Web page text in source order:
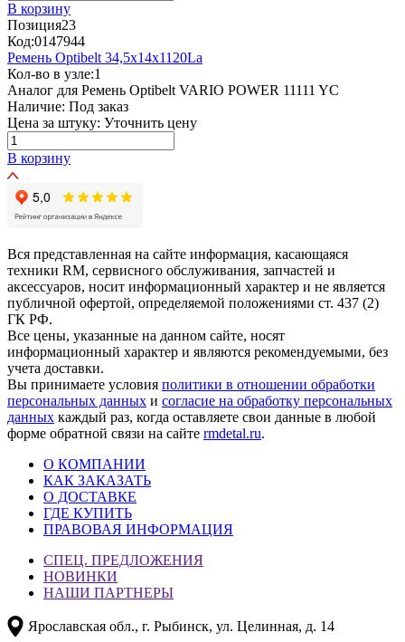
В корзину
Позиция23
Код:0147944
Ремень Optibelt 34,5х14х1120La
Кол-во в узле:1
Аналог для Ремень Optibelt VARIO POWER 11111 YC
Наличие: Под заказ
Цена за штуку: Уточнить цену
В корзину
Вся представленная на сайте информация, касающаяся
техники RM, сервисного обслуживания, запчастей и
аксессуаров, носит информационный характер и не является
публичной офертой, определяемой положениями ст. 437 (2)
ГК РФ.
Все цены, указанные на данном сайте, носят
информационный характер и являются рекомендуемыми, без
учета доставки.
Вы принимаете условия политики в отношении обработки
персональных данных и согласие на обработку персональных
данных каждый раз, когда оставляете свои данные в любой
форме обратной связи на сайте rmdetal.ru.
О КОМПАНИИ
КАК ЗАКАЗАТЬ
О ДОСТАВКЕ
ГДЕ КУПИТЬ
ПРАВОВАЯ ИНФОРМАЦИЯ
СПЕЦ. ПРЕДЛОЖЕНИЯ
НОВИНКИ
НАШИ ПАРТНЕРЫ
Ярославская обл., г. Рыбинск, ул. Целинная, д. 14